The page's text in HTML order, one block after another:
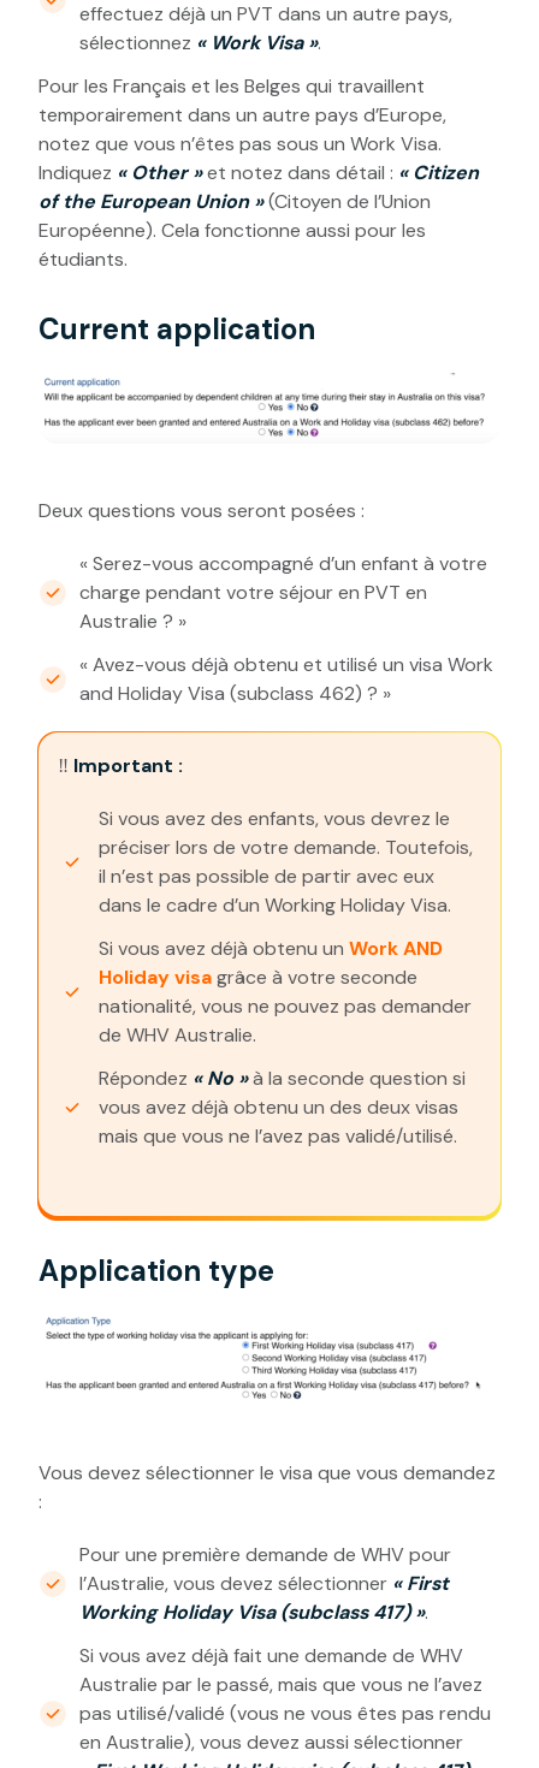
effectuez déjà un PVT dans un autre pays,
sélectionnez « Work Visa ».
Pour les Français et les Belges qui travaillent
temporairement dans un autre pays d’Europe,
notez que vous n’êtes pas sous un Work Visa.
Indiquez « Other »et notez dans détail : « Citizen
of the European Union »(Citoyen de l’Union
Européenne). Cela fonctionne aussi pour les
étudiants.
Current application
Deux questions vous seront posées :
« Serez-vous accompagné d’un enfant à votre
charge pendant votre séjour en PVT en
Australie ? »
« Avez-vous déjà obtenu et utilisé un visa Work
and Holiday Visa (subclass 462) ? »
‼️ Important :
Si vous avez des enfants, vous devrez le
préciser lors de votre demande. Toutefois,
il n’est pas possible de partir avec eux
dans le cadre d’un Working Holiday Visa.
Si vous avez déjà obtenu un Work AND
Holiday visagrâce à votre seconde
nationalité, vous ne pouvez pas demander
de WHV Australie.
Répondez « No »à la seconde question si
vous avez déjà obtenu un des deux visas
mais que vous ne l’avez pas validé/utilisé.
Application type
Vous devez sélectionner le visa que vous demandez
:
Pour une première demande de WHV pour
l’Australie, vous devez sélectionner « First
Working Holiday Visa (subclass 417) ».
Si vous avez déjà fait une demande de WHV
Australie par le passé, mais que vous ne l’avez
pas utilisé/validé (vous ne vous êtes pas rendu
en Australie), vous devez aussi sélectionner